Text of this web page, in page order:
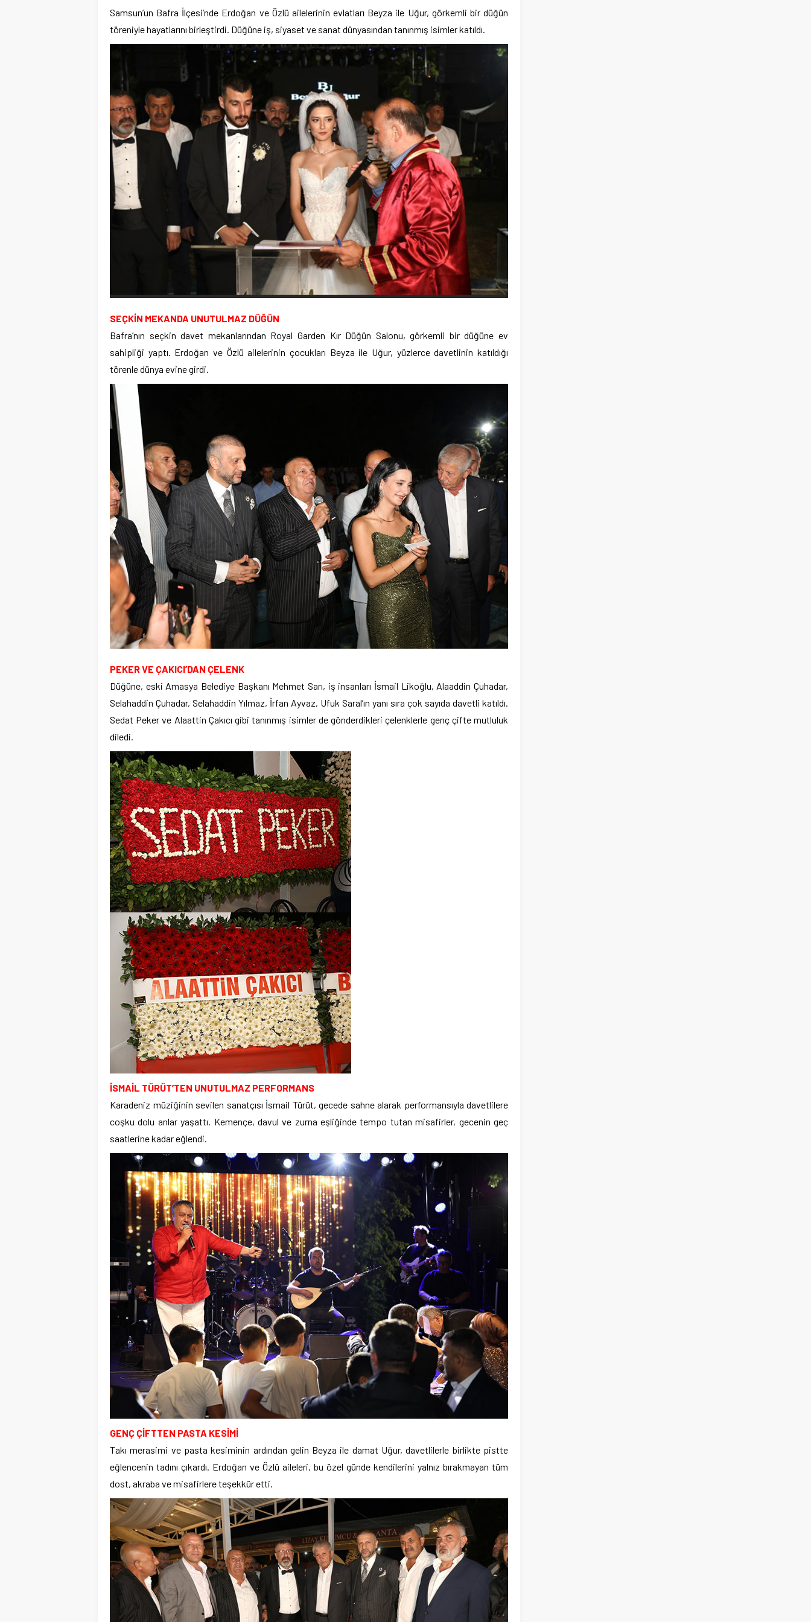
Samsun’un Bafra İlçesi’nde Erdoğan ve Özlü ailelerinin evlatları Beyza ile Uğur, görkemli bir düğün
töreniyle hayatlarını birleştirdi. Düğüne iş, siyaset ve sanat dünyasından tanınmış isimler katıldı.
SEÇKİN MEKANDA UNUTULMAZ DÜĞÜN
Bafra’nın seçkin davet mekanlarından Royal Garden Kır Düğün Salonu, görkemli bir düğüne ev
sahipliği yaptı. Erdoğan ve Özlü ailelerinin çocukları Beyza ile Uğur, yüzlerce davetlinin katıldığı
törenle dünya evine girdi.
PEKER VE ÇAKICI’DAN ÇELENK
Düğüne, eski Amasya Belediye Başkanı Mehmet Sarı, iş insanları İsmail Likoğlu, Alaaddin Çuhadar,
Selahaddin Çuhadar, Selahaddin Yılmaz, İrfan Ayvaz, Ufuk Saral’ın yanı sıra çok sayıda davetli katıldı.
Sedat Peker ve Alaattin Çakıcı gibi tanınmış isimler de gönderdikleri çelenklerle genç çifte mutluluk
diledi.
İSMAİL TÜRÜT’TEN UNUTULMAZ PERFORMANS
Karadeniz müziğinin sevilen sanatçısı İsmail Türüt, gecede sahne alarak performansıyla davetlilere
coşku dolu anlar yaşattı. Kemençe, davul ve zurna eşliğinde tempo tutan misafirler, gecenin geç
saatlerine kadar eğlendi.
GENÇ ÇİFTTEN PASTA KESİMİ
Takı merasimi ve pasta kesiminin ardından gelin Beyza ile damat Uğur, davetlilerle birlikte pistte
eğlencenin tadını çıkardı. Erdoğan ve Özlü aileleri, bu özel günde kendilerini yalnız bırakmayan tüm
dost, akraba ve misafirlere teşekkür etti.